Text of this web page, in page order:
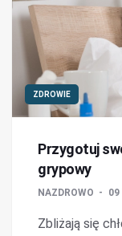
ZDROWIE
Przygotuj
grypowy
NAZDROWO 09
Zbliżają się